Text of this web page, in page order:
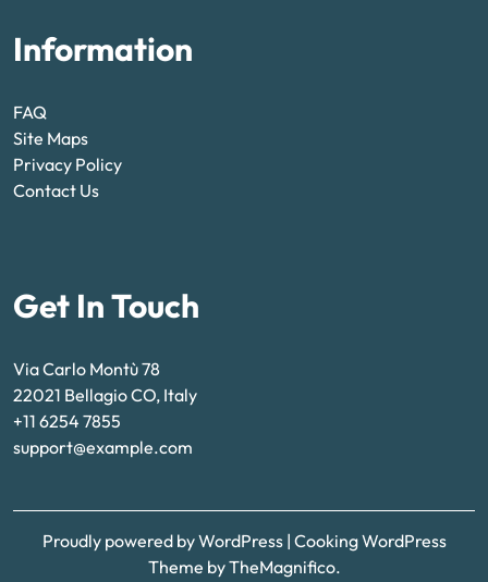
Information
FAQ
Site Maps
Privacy Policy
Contact Us
Get In Touch
Via Carlo Montù 78
22021 Bellagio CO, Italy
+11 6254 7855
support@example.com
Proudly powered by WordPress | Cooking WordPress
Theme by TheMagnifico.